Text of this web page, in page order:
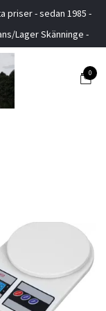
priser - sedan 1985 -
Lager Skänninge -
0